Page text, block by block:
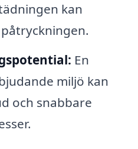
kan
En
miljö kan
och snabbare